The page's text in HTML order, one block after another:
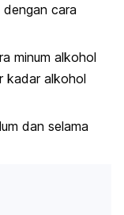
dengan cara
minum alkohol
kadar alkohol
dan selama